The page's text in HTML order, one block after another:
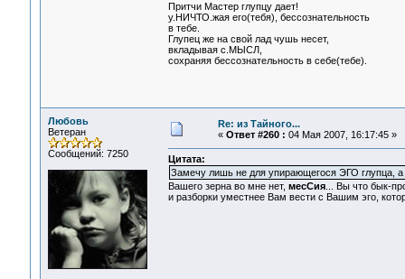
Притчи Мастер глупцу дает!
у.НИЧТО.жая его(тебя), бессознательность
в тебе.
Глупец же на свой лад чушь несет,
вкладывая с.МЫСЛ,
сохраняя бессознательность в себе(тебе).
Любовь
Ветеран
Сообщений: 7250
Re: из Тайного...
« Ответ #260 : 04 Мая 2007, 16:17:45 »
Цитата:
Замечу лишь не для упирающегося ЭГО глупца, а
Вашего зерна во мне нет, месСия... Вы что бык-
и разборки уместнее Вам вести с Вашим эго,